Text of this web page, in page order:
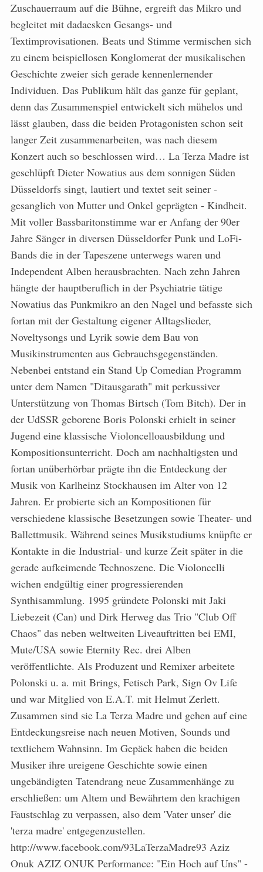
Zuschauerraum auf die Bühne, ergreift das Mikro und
begleitet mit dadaesken Gesangs- und
Textimprovisationen. Beats und Stimme vermischen sich
zu einem beispiellosen Konglomerat der musikalischen
Geschichte zweier sich gerade kennenlernender
Individuen. Das Publikum hält das ganze für geplant,
denn das Zusammenspiel entwickelt sich mühelos und
lässt glauben, dass die beiden Protagonisten schon seit
langer Zeit zusammenarbeiten, was nach diesem
Konzert auch so beschlossen wird… La Terza Madre ist
geschlüpft Dieter Nowatius aus dem sonnigen Süden
Düsseldorfs singt, lautiert und textet seit seiner -
gesanglich von Mutter und Onkel geprägten - Kindheit.
Mit voller Bassbaritonstimme war er Anfang der 90er
Jahre Sänger in diversen Düsseldorfer Punk und LoFi-
Bands die in der Tapeszene unterwegs waren und
Independent Alben herausbrachten. Nach zehn Jahren
hängte der hauptberuflich in der Psychiatrie tätige
Nowatius das Punkmikro an den Nagel und befasste sich
fortan mit der Gestaltung eigener Alltagslieder,
Noveltysongs und Lyrik sowie dem Bau von
Musikinstrumenten aus Gebrauchsgegenständen.
Nebenbei entstand ein Stand Up Comedian Programm
unter dem Namen "Ditausgarath" mit perkussiver
Unterstützung von Thomas Birtsch (Tom Bitch). Der in
der UdSSR geborene Boris Polonski erhielt in seiner
Jugend eine klassische Violoncelloausbildung und
Kompositionsunterricht. Doch am nachhaltigsten und
fortan unüberhörbar prägte ihn die Entdeckung der
Musik von Karlheinz Stockhausen im Alter von 12
Jahren. Er probierte sich an Kompositionen für
verschiedene klassische Besetzungen sowie Theater- und
Ballettmusik. Während seines Musikstudiums knüpfte er
Kontakte in die Industrial- und kurze Zeit später in die
gerade aufkeimende Technoszene. Die Violoncelli
wichen endgültig einer progressierenden
Synthisammlung. 1995 gründete Polonski mit Jaki
Liebezeit (Can) und Dirk Herweg das Trio "Club Off
Chaos" das neben weltweiten Liveauftritten bei EMI,
Mute/USA sowie Eternity Rec. drei Alben
veröffentlichte. Als Produzent und Remixer arbeitete
Polonski u. a. mit Brings, Fetisch Park, Sign Ov Life
und war Mitglied von E.A.T. mit Helmut Zerlett.
Zusammen sind sie La Terza Madre und gehen auf eine
Entdeckungsreise nach neuen Motiven, Sounds und
textlichem Wahnsinn. Im Gepäck haben die beiden
Musiker ihre ureigene Geschichte sowie einen
ungebändigten Tatendrang neue Zusammenhänge zu
erschließen: um Altem und Bewährtem den krachigen
Faustschlag zu verpassen, also dem 'Vater unser' die
'terza madre' entgegenzustellen.
http://www.facebook.com/93LaTerzaMadre93 Aziz
Onuk AZIZ ONUK Performance: "Ein Hoch auf Uns" -